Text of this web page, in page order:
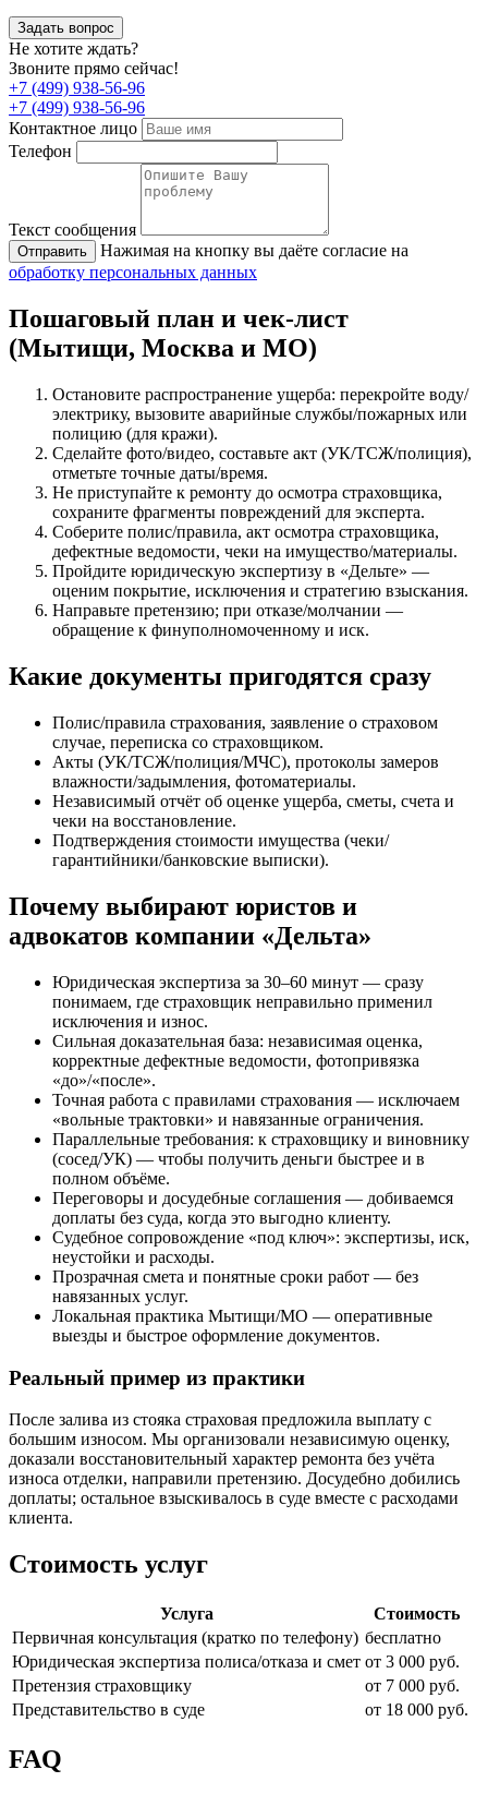
Задать вопрос
Не хотите ждать?
Звоните прямо сейчас!
+7 (499) 938-56-96
+7 (499) 938-56-96
Контактное лицо
Телефон
Текст сообщения
Отправить
Нажимая на кнопку вы даёте согласие на
обработку персональных данных
Пошаговый план и чек-лист
(Мытищи, Москва и МО)
Остановите распространение ущерба: перекройте воду/
электрику, вызовите аварийные службы/пожарных или
полицию (для кражи).
Сделайте фото/видео, составьте акт (УК/ТСЖ/полиция),
отметьте точные даты/время.
Не приступайте к ремонту до осмотра страховщика,
сохраните фрагменты повреждений для эксперта.
Соберите полис/правила, акт осмотра страховщика,
дефектные ведомости, чеки на имущество/материалы.
Пройдите юридическую экспертизу в «Дельте» —
оценим покрытие, исключения и стратегию взыскания.
Направьте претензию; при отказе/молчании —
обращение к финуполномоченному и иск.
Какие документы пригодятся сразу
Полис/правила страхования, заявление о страховом
случае, переписка со страховщиком.
Акты (УК/ТСЖ/полиция/МЧС), протоколы замеров
влажности/задымления, фотоматериалы.
Независимый отчёт об оценке ущерба, сметы, счета и
чеки на восстановление.
Подтверждения стоимости имущества (чеки/
гарантийники/банковские выписки).
Почему выбирают юристов и
адвокатов компании «Дельта»
Юридическая экспертиза за 30–60 минут — сразу
понимаем, где страховщик неправильно применил
исключения и износ.
Сильная доказательная база: независимая оценка,
корректные дефектные ведомости, фотопривязка
«до»/«после».
Точная работа с правилами страхования — исключаем
«вольные трактовки» и навязанные ограничения.
Параллельные требования: к страховщику и виновнику
(сосед/УК) — чтобы получить деньги быстрее и в
полном объёме.
Переговоры и досудебные соглашения — добиваемся
доплаты без суда, когда это выгодно клиенту.
Судебное сопровождение «под ключ»: экспертизы, иск,
неустойки и расходы.
Прозрачная смета и понятные сроки работ — без
навязанных услуг.
Локальная практика Мытищи/МО — оперативные
выезды и быстрое оформление документов.
Реальный пример из практики
После залива из стояка страховая предложила выплату с
большим износом. Мы организовали независимую оценку,
доказали восстановительный характер ремонта без учёта
износа отделки, направили претензию. Досудебно добились
доплаты; остальное взыскивалось в суде вместе с расходами
клиента.
Стоимость услуг
Услуга
Стоимость
Первичная консультация (кратко по телефону) бесплатно
Юридическая экспертиза полиса/отказа и смет от 3 000 руб.
Претензия страховщику
от 7 000 руб.
Представительство в суде
от 18 000 руб.
FAQ